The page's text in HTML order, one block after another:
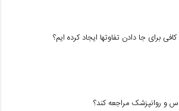
برای جا دادن تفاوتها ایجاد کرده ایم؟
و روانپزشک مراجعه کند؟